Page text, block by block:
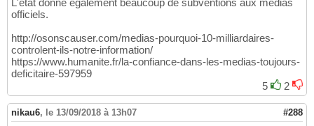
officiels.
http://osonscauser.com/medias-pourquoi-10-milliardaires-
controlent-ils-notre-information/
https://www.humanite.fr/la-confiance-dans-les-medias-toujours-
deficitaire-597959
5
2
nikau6, le 13/09/2018 à 13h07 #288